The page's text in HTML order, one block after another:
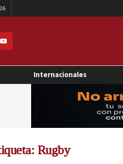
Internacionales
Rugby